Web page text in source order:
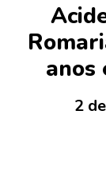
anos
2